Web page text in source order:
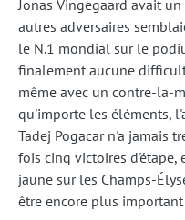
Jonas Vingegaard avait
autres adversaires
le N.1 mondial sur le
finalement aucune
même avec un contre-la-
qu'importe les éléments,
Tadej Pogacar n'a jamais
fois cinq victoires
jaune sur les Champs-
être encore plus